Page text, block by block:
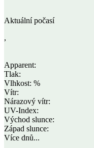
Aktuální počasí
,
Apparent:
Tlak:
Vlhkost: %
Vítr:
Nárazový vítr:
UV-Index:
Východ slunce:
Západ slunce:
Více dnů...